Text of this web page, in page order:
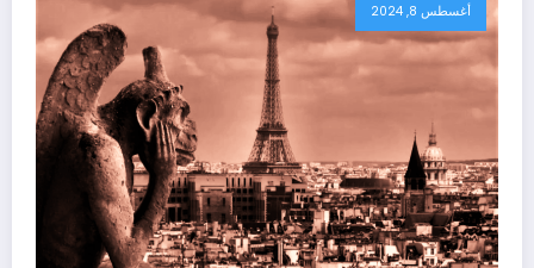
أغسطس 8, 2024